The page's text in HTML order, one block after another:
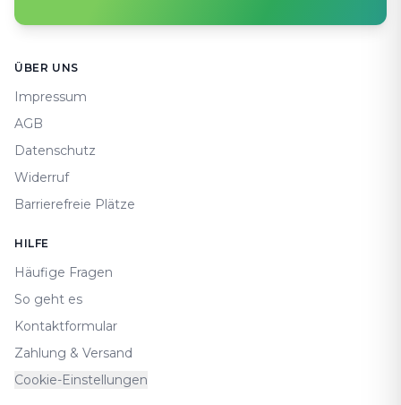
ÜBER UNS
Impressum
AGB
Datenschutz
Widerruf
Barrierefreie Plätze
HILFE
Häufige Fragen
So geht es
Kontaktformular
Zahlung & Versand
Cookie-Einstellungen